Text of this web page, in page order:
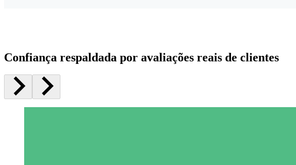
Confiança respaldada por avaliações reais de clientes